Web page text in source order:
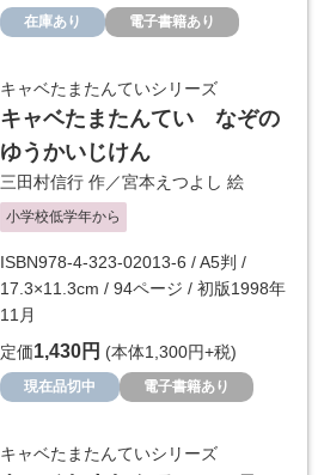
在庫あり 電子書籍あり
キャベたまたんていシリーズ
キャベたまたんてい なぞの
ゆうかいじけん
三田村信行 作／宮本えつよし 絵
小学校低学年から
ISBN978-4-323-02013-6 / A5判 /
17.3×11.3cm / 94ページ / 初版1998年
11月
定価1,430円 (本体1,300円+税)
現在品切中 電子書籍あり
キャベたまたんていシリーズ